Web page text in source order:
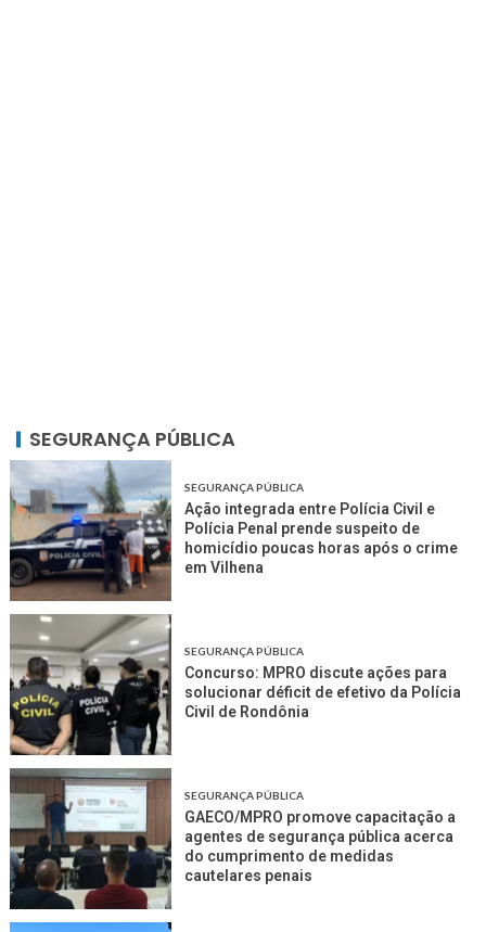
SEGURANÇA PÚBLICA
SEGURANÇA PÚBLICA
Ação integrada entre Polícia Civil e
Polícia Penal prende suspeito de
homicídio poucas horas após o crime
em Vilhena
SEGURANÇA PÚBLICA
Concurso: MPRO discute ações para
solucionar déficit de efetivo da Polícia
Civil de Rondônia
SEGURANÇA PÚBLICA
GAECO/MPRO promove capacitação a
agentes de segurança pública acerca
do cumprimento de medidas
cautelares penais